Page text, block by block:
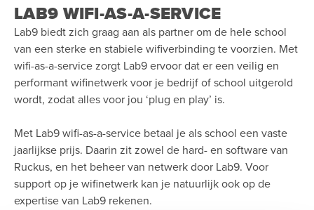
LAB9 WIFI-AS-A-SERVICE
Lab9 biedt zich graag aan als partner om de hele school
van een sterke en stabiele wifiverbinding te voorzien. Met
wifi-as-a-service zorgt Lab9 ervoor dat er een veilig en
performant wifinetwerk voor je bedrijf of school uitgerold
wordt, zodat alles voor jou ‘plug en play’ is.
Met Lab9 wifi-as-a-service betaal je als school een vaste
jaarlijkse prijs. Daarin zit zowel de hard- en software van
Ruckus, en het beheer van netwerk door Lab9. Voor
support op je wifinetwerk kan je natuurlijk ook op de
expertise van Lab9 rekenen.